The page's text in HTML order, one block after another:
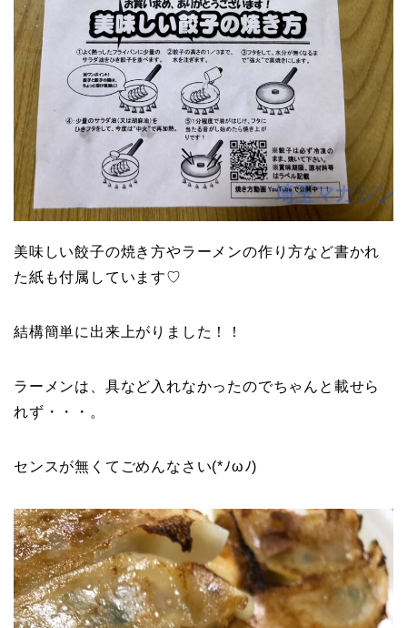
美味しい餃子の焼き方やラーメンの作り方など書かれ
た紙も付属しています♡
結構簡単に出来上がりました！！
ラーメンは、具など入れなかったのでちゃんと載せら
れず・・・。
センスが無くてごめんなさい(*ﾉωﾉ)